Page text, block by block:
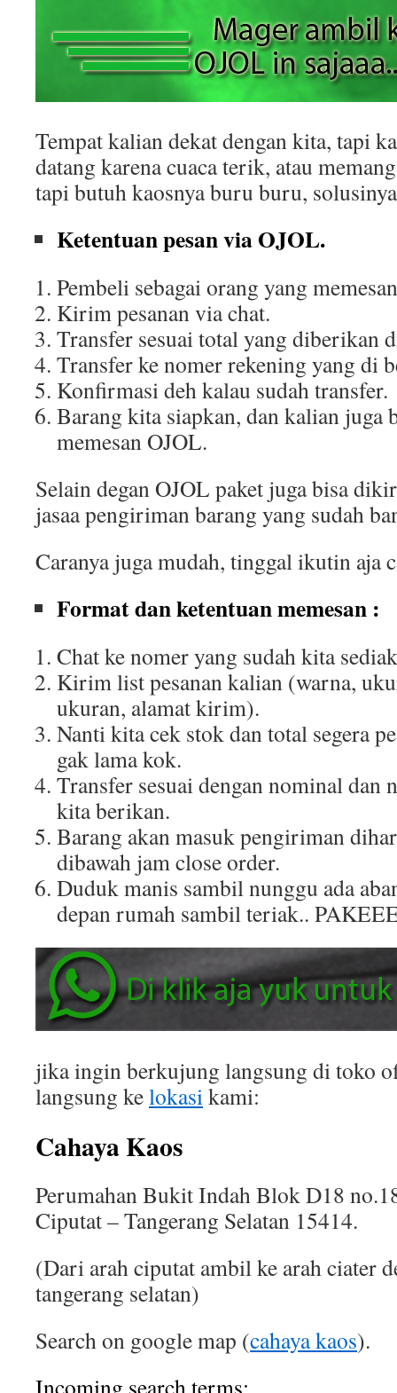
Tempat kalian dekat dengan kita, tapi
datang karena cuaca terik, atau
tapi butuh kaosnya buru buru,
Ketentuan pesan via OJOL.
Pembeli sebagai orang yang
Kirim pesanan via chat.
Transfer sesuai total yang diberikan
Transfer ke nomer rekening yang di
Konfirmasi deh kalau sudah transfer.
Barang kita siapkan, dan kalian juga
memesan OJOL.
Selain degan OJOL paket juga bisa
jasaa pengiriman barang yang sudah
Caranya juga mudah, tinggal ikutin aja
Format dan ketentuan memesan :
Chat ke nomer yang sudah kita
Kirim list pesanan kalian (warna,
ukuran, alamat kirim).
Nanti kita cek stok dan total segera
gak lama kok.
Transfer sesuai dengan nominal dan
kita berikan.
Barang akan masuk pengiriman
dibawah jam close order.
Duduk manis sambil nunggu ada
depan rumah sambil teriak..
jika ingin berkujung langsung di toko
langsung kelokasi kami:
Cahaya Kaos
Perumahan Bukit Indah Blok D18
Ciputat – Tangerang Selatan 15414.
(Dari arah ciputat ambil ke arah ciater
tangerang selatan)
Search on google map (cahaya kaos).
Incoming search terms: